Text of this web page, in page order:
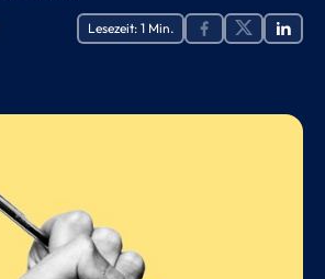
Lesezeit:1 Min.